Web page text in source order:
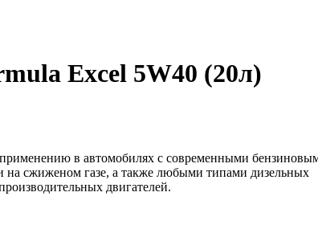
Excel 5W40 (20л)
применению в автомобилях с современными
на сжиженом газе, а также любыми типами дизельных
двигателей.